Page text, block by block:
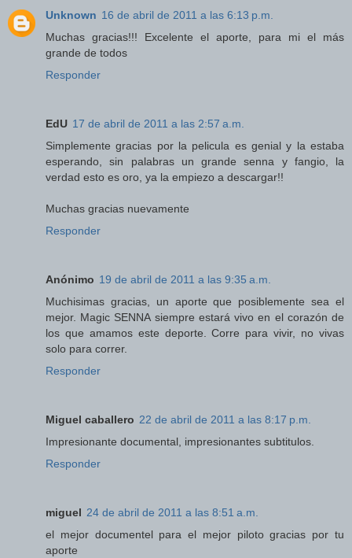
Unknown 16 de abril de 2011 a las 6:13 p.m.
Muchas gracias!!! Excelente el aporte, para mi el más
grande de todos
Responder
EdU 17 de abril de 2011 a las 2:57 a.m.
Simplemente gracias por la pelicula es genial y la estaba
esperando, sin palabras un grande senna y fangio, la
verdad esto es oro, ya la empiezo a descargar!!
Muchas gracias nuevamente
Responder
Anónimo 19 de abril de 2011 a las 9:35 a.m.
Muchisimas gracias, un aporte que posiblemente sea el
mejor. Magic SENNA siempre estará vivo en el corazón de
los que amamos este deporte. Corre para vivir, no vivas
solo para correr.
Responder
Miguel caballero 22 de abril de 2011 a las 8:17 p.m.
Impresionante documental, impresionantes subtitulos.
Responder
miguel 24 de abril de 2011 a las 8:51 a.m.
el mejor documentel para el mejor piloto gracias por tu
aporte